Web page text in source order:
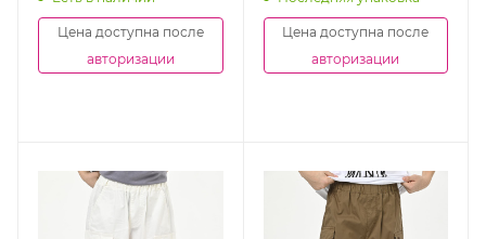
Цена доступна после
авторизации
Цена доступна после
авторизации